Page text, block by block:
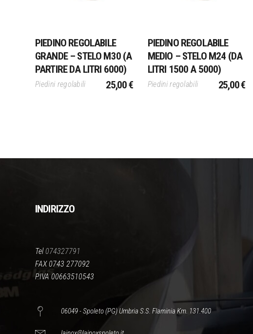
PIEDINO REGOLABILE
GRANDE – STELO M30 (A
PARTIRE DA LITRI 6000)
25,00€
Piedini regolabili
PIEDINO REGOLABILE
MEDIO – STELO M24 (DA
LITRI 1500 A 5000)
25,00€
Piedini regolabili
INDIRIZZO
Tel074327791
FAX 0743 277092
P.IVA 00663510543
06049 - Spoleto (PG) Umbria S.S. Flaminia Km. 131.400